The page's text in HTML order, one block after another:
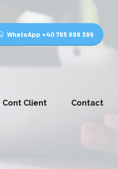
WhatsApp +40 765 699 399
Cont Client Contact